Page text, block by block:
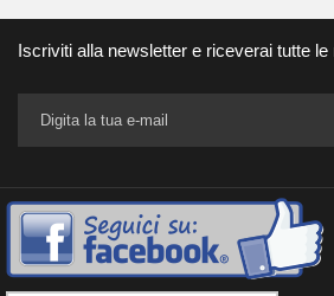
Iscriviti alla newsletter e riceverai tutte le